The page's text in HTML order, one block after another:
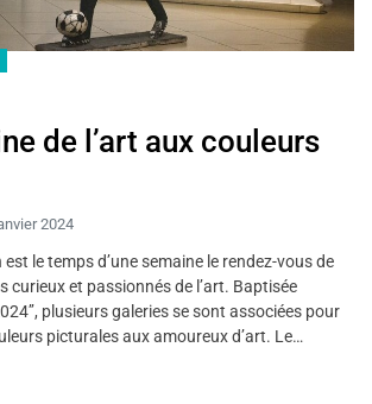
de l’art aux couleurs
2024
est le temps d’une semaine le rendez-vous de
curieux et passionnés de l’art. Baptisée
plusieurs galeries se sont associées pour
picturales aux amoureux d’art. Le…